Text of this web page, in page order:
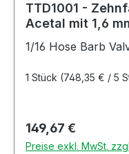
TTD1001 -
Acetal mit 1,6
1/16 Hose Barb
1 Stück (748,35 € / 5
Regulärer Preis:
149,67 €
Preise exkl. MwSt.